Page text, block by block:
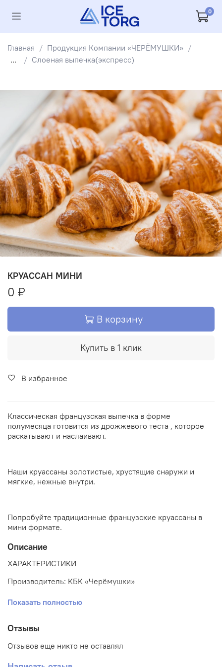
0
Главная
Продукция Компании «ЧЕРЁМУШКИ»
...
Слоеная выпечка(экспресс)
КРУАССАН МИНИ
0 ₽
В корзину
Купить в 1 клик
В избранное
Классическая французская выпечка в форме
полумесяца готовится из дрожжевого теста , которое
раскатывают и наслаивают.
Наши круассаны золотистые, хрустящие снаружи и
мягкие, нежные внутри.
Попробуйте традиционные французские круассаны в
мини формате.
Описание
ХАРАКТЕРИСТИКИ
Производитель: КБК «Черёмушки»
вес одного изделия: 30 г.
количество в коробе: 72 шт.
ДОВЕДЕНИЕ ДО ГОТОВНОСТИ
Показать полностью
Отзывы
Отзывов еще никто не оставлял